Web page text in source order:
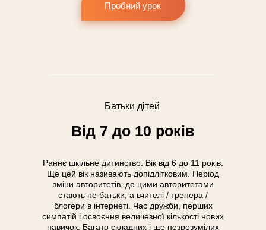
Батьки дітей
Від 7 до 10 років
Раннє шкільне дитинство. Вік від 6 до 11 років.
Ще цей вік називають допідлітковим. Період
зміни авторитетів, де цими авторитетами
стають не батьки, а вчителі / тренера /
блогери в інтернеті. Час дружби, перших
симпатій і освоєння величезної кількості нових
навичок. Багато складних і ще незрозумілих
Пробний урок